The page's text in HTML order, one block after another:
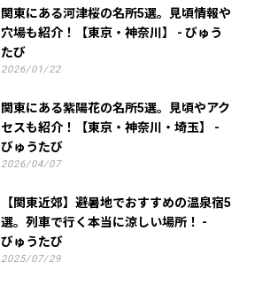
関東にある河津桜の名所5選。見頃情報や
穴場も紹介！【東京・神奈川】 - びゅう
たび
2026/01/22
関東にある紫陽花の名所5選。見頃やアク
セスも紹介！【東京・神奈川・埼玉】 -
びゅうたび
2026/04/07
【関東近郊】避暑地でおすすめの温泉宿5
選。列車で行く本当に涼しい場所！ -
びゅうたび
2025/07/29